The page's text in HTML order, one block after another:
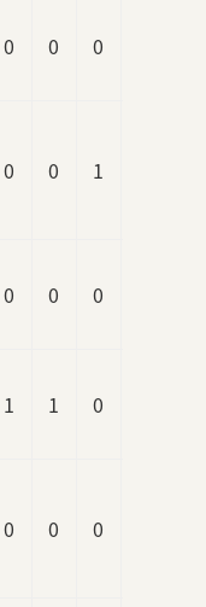
0 0 0
0 0 1
0 0 0
1 1 0
0 0 0